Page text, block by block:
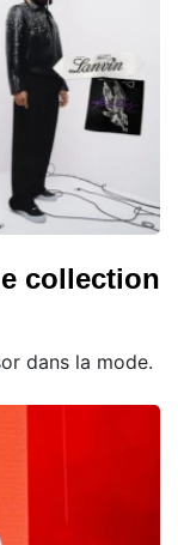
collection
dans la mode.